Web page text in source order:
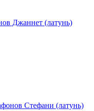
Джаннет (латунь)